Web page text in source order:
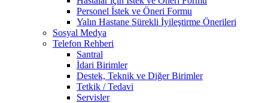
Personel İstek ve Öneri Formu
Yalın Hastane Sürekli İyileştirme Önerileri
Sosyal Medya
Telefon Rehberi
Santral
İdari Birimler
Destek, Teknik ve Diğer Birimler
Tetkik / Tedavi
Servisler